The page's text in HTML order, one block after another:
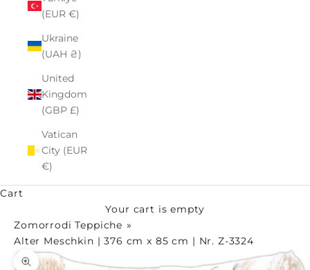
(EUR €)
Ukraine
(UAH ₴)
United
Kingdom
(GBP £)
Vatican
City (EUR
€)
Cart
Your cart is empty
Zomorrodi Teppiche
Alter Meschkin | 376 cm x 85 cm | Nr. Z-3324